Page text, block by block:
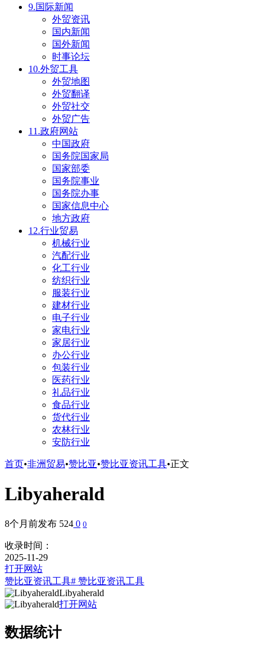
9.国际新闻
外贸资讯
国内新闻
国外新闻
时事论坛
10.外贸工具
外贸地图
外贸翻译
外贸社交
外贸广告
11.政府网站
中国政府
国务院国家局
国家部委
国务院事业
国务院办事
国家信息中心
地方政府
12.行业贸易
机械行业
汽配行业
化工行业
纺织行业
服装行业
建材行业
电子行业
家电行业
家居行业
办公行业
包装行业
医药行业
礼品行业
食品行业
货代行业
农林行业
安防行业
首页•非洲贸易•赞比亚•赞比亚资讯工具•正文
Libyaherald
8个月前发布 524 0 0
收录时间：
2025-11-29
打开网站
赞比亚资讯工具# 赞比亚资讯工具
Libyaherald
打开网站
数据统计